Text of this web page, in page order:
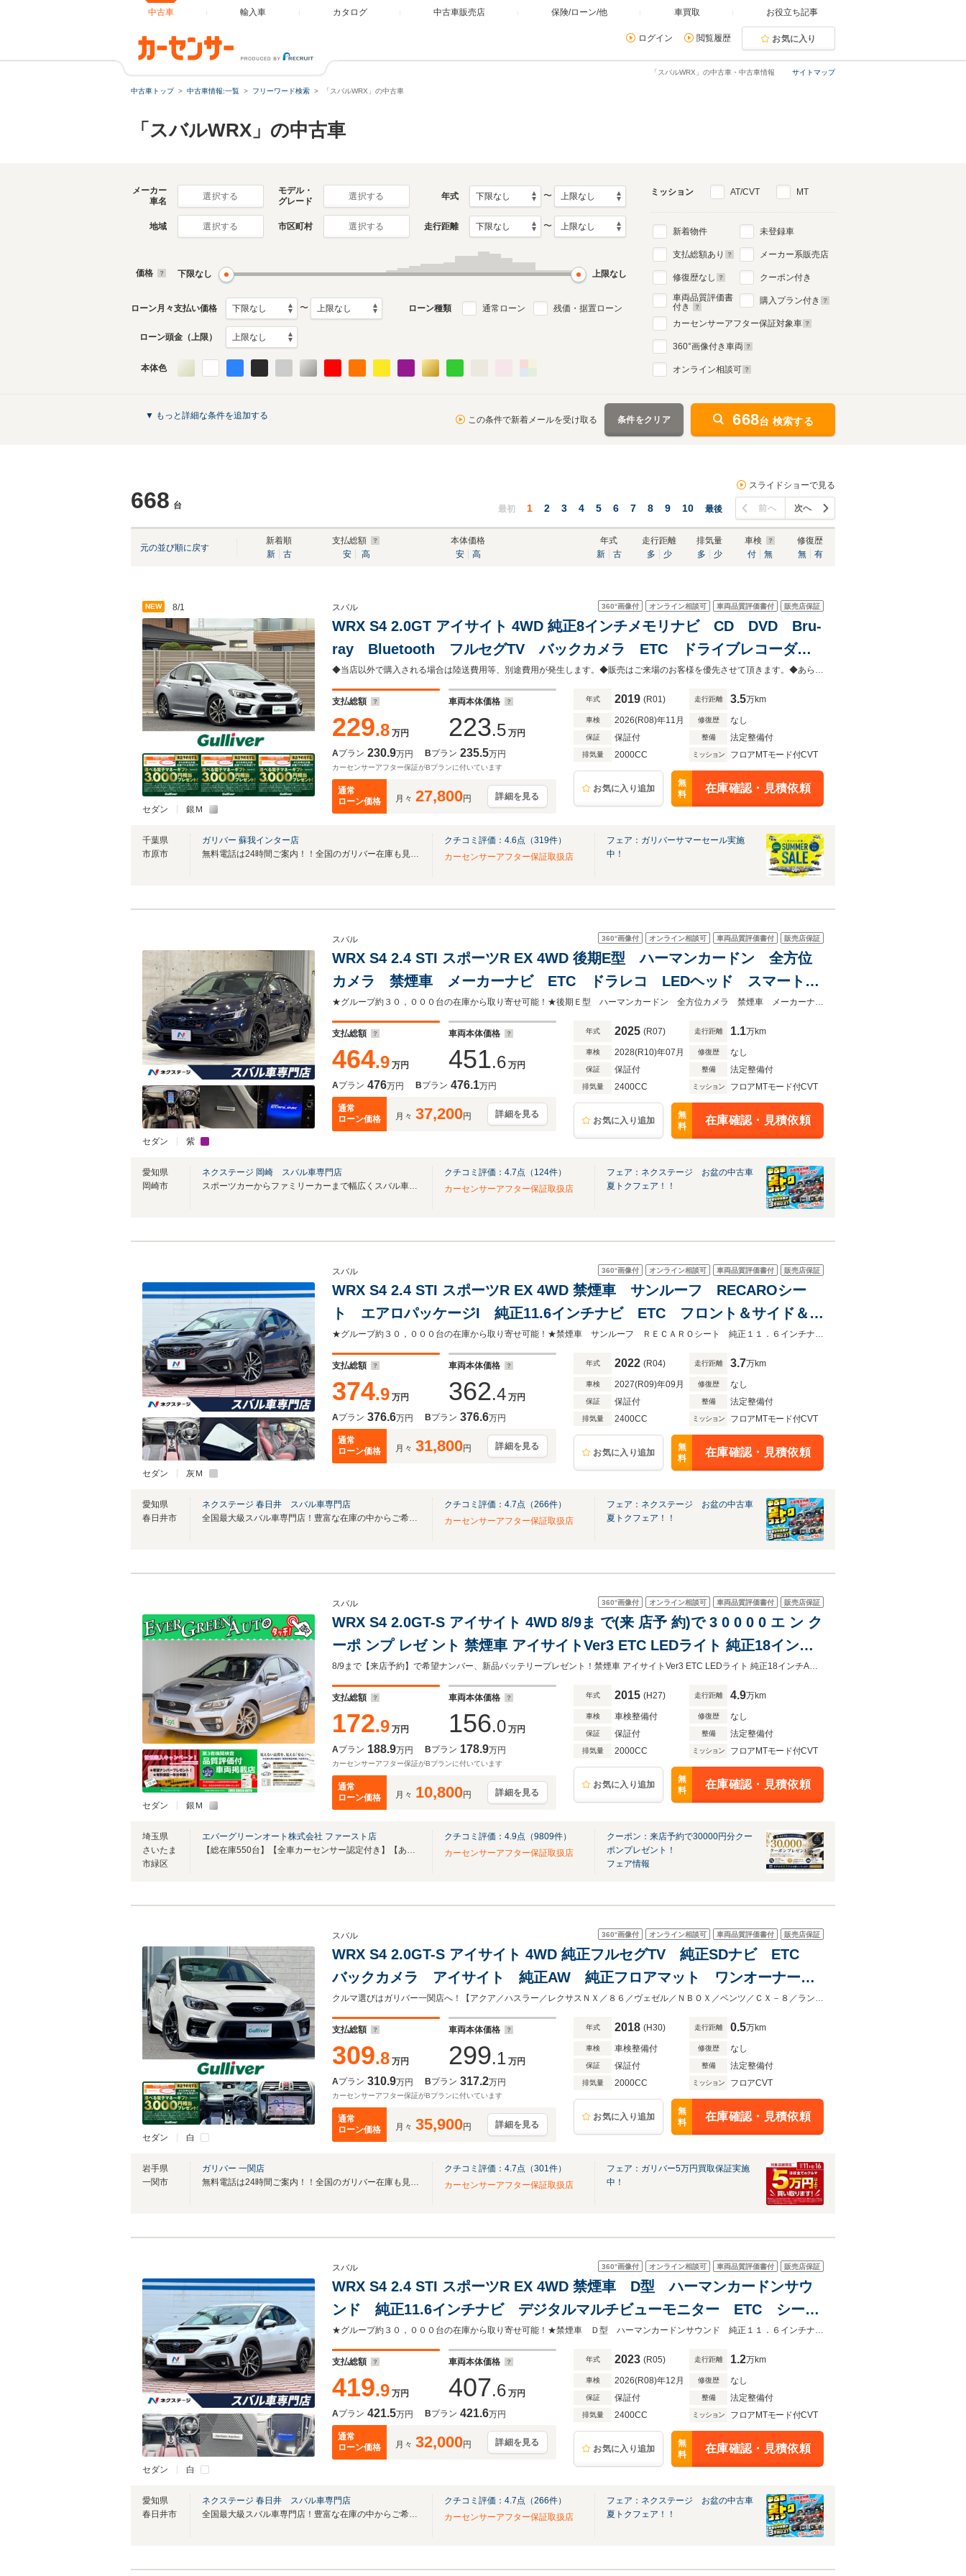
中古車 輸入車 カタログ 中古車販売店 保険/ローン/他 車買取 お役立ち記事
ログイン 閲覧履歴 お気に入り
サイトマップ
「スバルWRX」の中古車・中古車情報
中古車トップ 中古車情報:一覧 フリーワード検索 「スバルWRX」の中古車
「スバルWRX」の中古車
メーカー
車名
選択する
モデル・
グレード
選択する 年式 〜
地域 選択する 市区町村 選択する 走行距離 〜
価格 下限なし 上限なし
ローン月々支払い価格 〜 ローン種類 通常ローン 残価・据置ローン
ローン頭金（上限）
本体色
ミッション AT/CVT MT
新着物件
支払総額あり
修復歴なし
車両品質評価書
付き
未登録車
メーカー系販売店
クーポン付き
購入プラン付き
カーセンサーアフター保証対象車
360°画像付き車両
オンライン相談可
▼ もっと詳細な条件を追加する この条件で新着メールを受け取る 条件をクリア 668台 検索する
668 台
スライドショーで見る
最初 1 2 3 4 5 6 7 8 9 10 最後 前へ 次へ
元の並び順に戻す
新着順
新
古
支払総額
安
高
本体価格
安
高
年式
新
古
走行距離
多
少
排気量
多
少
車検
付
無
修復歴
無
有
NEW 8/1
セダン 銀Ｍ
360°画像付 オンライン相談可 車両品質評価書付 販売店保証
スバル
WRX S4 2.0GT アイサイト 4WD 純正8インチメモリナビ CD DVD Bru-
ray Bluetooth フルセグTV バックカメラ ETC ドライブレコーダ
ー アイサイト 衝突軽減ブレーキ レーンキープアシスト パドルシフト◆当店以外で購入される場合は陸送費用等、別途費用が発生します。◆販売はご来場のお客様を優先させて頂きます。◆あらかじめご確認下さい※販売は一般のお客様に限ります。
支払総額
229.8 万円
車両本体価格
223.5 万円
Aプラン 230.9万円 Bプラン 235.5万円
カーセンサーアフター保証がBプランに付いています
通常
ローン価格
月々 27,800円 詳細を見る
年式 2019 (R01) 走行距離 3.5万km
車検 2026(R08)年11月 修復歴 なし
保証 保証付 整備 法定整備付
排気量 2000CC ミッション フロアMTモード付CVT
お気に入り追加
無
料
在庫確認・見積依頼
千葉県
市原市
ガリバー 蘇我インター店
無料電話は24時間ご案内！！全国のガリバー在庫も見たい方は一括照会が可能です！
クチコミ評価： 4.6点（319件）
カーセンサーアフター保証取扱店
フェア：ガリバーサマーセール実施
中！
セダン 紫
360°画像付 オンライン相談可 車両品質評価書付 販売店保証
スバル
WRX S4 2.4 STI スポーツR EX 4WD 後期E型 ハーマンカードン 全方位
カメラ 禁煙車 メーカーナビ ETC ドラレコ LEDヘッド スマートキ
ー 3眼アイサイト 全席シートヒーター パドルシフト 純正18インチア
ルミ ツーリングアシスト
★グループ約３０，０００台の在庫から取り寄せ可能！★後期Ｅ型 ハーマンカードン 全方位カメラ 禁煙車 メーカーナビ ＥＴＣ ドラレコ ＬＥＤヘッド
支払総額
464.9 万円
車両本体価格
451.6 万円
Aプラン 476万円 Bプラン 476.1万円
通常
ローン価格
月々 37,200円 詳細を見る
年式 2025 (R07) 走行距離 1.1万km
車検 2028(R10)年07月 修復歴 なし
保証 保証付 整備 法定整備付
排気量 2400CC ミッション フロアMTモード付CVT
お気に入り追加
無
料
在庫確認・見積依頼
愛知県
岡崎市
ネクステージ 岡崎 スバル車専門店
スポーツカーからファミリーカーまで幅広くスバル車を取り揃えております。
クチコミ評価： 4.7点（ 124件）
カーセンサーアフター保証取扱店
フェア：ネクステージ お盆の中古車
夏トクフェア！！
セダン 灰Ｍ
360°画像付 オンライン相談可 車両品質評価書付 販売店保証
スバル
WRX S4 2.4 STI スポーツR EX 4WD 禁煙車 サンルーフ RECAROシー
ト エアロパッケージI 純正11.6インチナビ ETC フロント＆サイド＆バ
ックカメラ LEDライナー シートヒーター シートポジションメモリー
純正アルミ
★グループ約３０，０００台の在庫から取り寄せ可能！★禁煙車 サンルーフ ＲＥＣＡＲＯシート 純正１１．６インチナビ ＥＴＣ フロント＆サイド＆カメラ
支払総額
374.9 万円
車両本体価格
362.4 万円
Aプラン 376.6万円 Bプラン 376.6万円
通常
ローン価格
月々 31,800円 詳細を見る
年式 2022 (R04) 走行距離 3.7万km
車検 2027(R09)年09月 修復歴 なし
保証 保証付 整備 法定整備付
排気量 2400CC ミッション フロアMTモード付CVT
お気に入り追加
無
料
在庫確認・見積依頼
愛知県
春日井市
ネクステージ 春日井 スバル車専門店
全国最大級スバル車専門店！豊富な在庫の中からご希望のお車がお選び頂けます。
クチコミ評価： 4.7点（266件）
カーセンサーアフター保証取扱店
フェア：ネクステージ お盆の中古車
夏トクフェア！！
セダン 銀Ｍ
360°画像付 オンライン相談可 車両品質評価書付 販売店保証
スバル
WRX S4 2.0GT-S アイサイト 4WD 8/9ま で(来 店予 約)で 3 0 0 0 0 エ ン ク
ーポ ンプ レゼ ント 禁煙車 アイサイトVer3 ETC LEDライト 純正18インチ
AW 衝突軽減ブレーキ レーンキープアシスト 障害物センサー シートヒータ
ー パドルシフト
8/9まで【来店予約】で希望ナンバー、新品バッテリープレゼント！禁煙車 アイサイトVer3 ETC LEDライト 純正18インチAW 衝突軽減ブレーキ レーンキープ 障害物センサー
支払総額
172.9 万円
車両本体価格
156.0 万円
Aプラン 188.9万円 Bプラン 178.9万円
カーセンサーアフター保証がBプランに付いています
通常
ローン価格
月々 10,800円 詳細を見る
年式 2015 (H27) 走行距離 4.9万km
車検 車検整備付 修復歴 なし
保証 保証付 整備 法定整備付
排気量 2000CC ミッション フロアMTモード付CVT
お気に入り追加
無
料
在庫確認・見積依頼
埼玉県
さいたま
市緑区
エバーグリーンオート株式会社 ファースト店
【総在庫550台】【全車カーセンサー認定付き】【あなたの「愛車」が見つかります】
クチコミ評価： 4.9点（9809件）
カーセンサーアフター保証取扱店
クーポン：来店予約で30000円分クー
ポンプレゼント！
フェア情報
セダン 白
360°画像付 オンライン相談可 車両品質評価書付 販売店保証
スバル
WRX S4 2.0GT-S アイサイト 4WD 純正フルセグTV 純正SDナビ ETC
バックカメラ アイサイト 純正AW 純正フロアマット ワンオーナー
プッシュスタート パワーシート 電動リアゲート シートヒーター LED
ヘッドライト
クルマ選びはガリバー一関店へ！【アクア／ハスラー／レクサスＮＸ／８６／ヴェゼル／ＮＢＯＸ／ベンツ／ＣＸ－８／ランクル／ルーミー／Ｓ６６０／ＣＸ－５／クロスビー／マカン】
支払総額
309.8 万円
車両本体価格
299.1 万円
Aプラン 310.9万円 Bプラン 317.2万円
カーセンサーアフター保証がBプランに付いています
通常
ローン価格
月々 35,900円 詳細を見る
年式 2018 (H30) 走行距離 0.5万km
車検 車検整備付 修復歴 なし
保証 保証付 整備 法定整備付
排気量 2000CC ミッション フロアCVT
お気に入り追加
無
料
在庫確認・見積依頼
岩手県
一関市
ガリバー 一関店
無料電話は24時間ご案内！！全国のガリバー在庫も見たい方は一括照会が可能です！
クチコミ評価： 4.7点（301件）
カーセンサーアフター保証取扱店
フェア：ガリバー5万円買取保証実施
中！
セダン 白
360°画像付 オンライン相談可 車両品質評価書付 販売店保証
スバル
WRX S4 2.4 STI スポーツR EX 4WD 禁煙車 D型 ハーマンカードンサウ
ンド 純正11.6インチナビ デジタルマルチビューモニター ETC シート
ヒーター メモリー機能付きパワーシート スマートキー LEDヘッドライ
ト 純正18インチ
★グループ約３０，０００台の在庫から取り寄せ可能！★禁煙車 Ｄ型 ハーマンカードンサウンド 純正１１．６インチナビ デジタルマルチビューモニター ＥＴＣ
支払総額
419.9 万円
車両本体価格
407.6 万円
Aプラン 421.5万円 Bプラン 421.6万円
通常
ローン価格
月々 32,000円 詳細を見る
年式 2023 (R05) 走行距離 1.2万km
車検 2026(R08)年12月 修復歴 なし
保証 保証付 整備 法定整備付
排気量 2400CC ミッション フロアMTモード付CVT
お気に入り追加
無
料
在庫確認・見積依頼
愛知県
春日井市
ネクステージ 春日井 スバル車専門店
全国最大級スバル車専門店！豊富な在庫の中からご希望のお車がお選び頂けます。
クチコミ評価： 4.7点（266件）
カーセンサーアフター保証取扱店
フェア：ネクステージ お盆の中古車
夏トクフェア！！